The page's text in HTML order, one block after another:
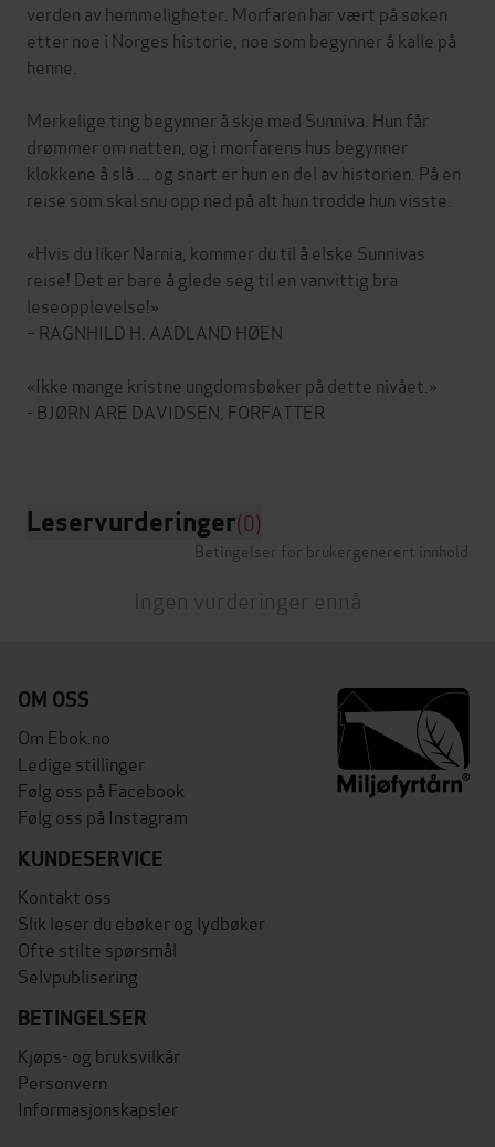
verden av hemmeligheter. Morfaren har vært på søken
etter noe i Norges historie, noe som begynner å kalle på
henne.
Merkelige ting begynner å skje med Sunniva. Hun får
drømmer om natten, og i morfarens hus begynner
klokkene å slå ... og snart er hun en del av historien. På en
reise som skal snu opp ned på alt hun trodde hun visste.
«Hvis du liker Narnia, kommer du til å elske Sunnivas
reise! Det er bare å glede seg til en vanvittig bra
leseopplevelse!»
– RAGNHILD H. AADLAND HØEN
«Ikke mange kristne ungdomsbøker på dette nivået.»
- BJØRN ARE DAVIDSEN, FORFATTER
Leservurderinger(0)
Betingelser for brukergenerert innhold
Ingen vurderinger ennå
OM OSS
Om Ebok.no
Ledige stillinger
Følg oss på Facebook
Følg oss på Instagram
KUNDESERVICE
Kontakt oss
Slik leser du ebøker og lydbøker
Ofte stilte spørsmål
Selvpublisering
BETINGELSER
Kjøps- og bruksvilkår
Personvern
Informasjonskapsler